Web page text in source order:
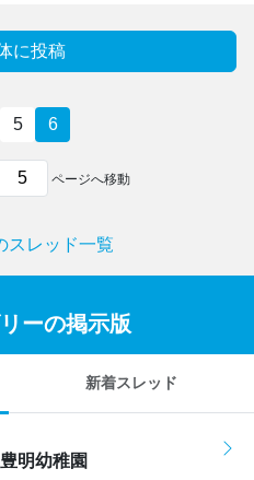
に投稿
5 6
ページへ移動
スレッド一覧
ーの掲示版
新着スレッド
明幼稚園